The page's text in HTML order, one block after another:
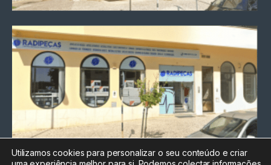
Utilizamos cookies para personalizar o seu conteúdo e criar